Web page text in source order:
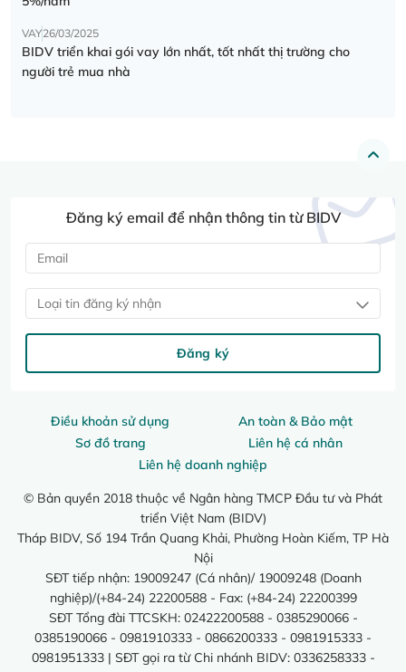
VAY26/03/2025
BIDV triển khai gói vay lớn nhất, tốt nhất thị trường cho
người trẻ mua nhà
Điều khoản sử dụng
An toàn & Bảo mật
Sơ đồ trang
Liên hệ cá nhân
Liên hệ doanh nghiệp
© Bản quyền 2018 thuộc về Ngân hàng TMCP Đầu tư và Phát
triển Việt Nam (BIDV)
Tháp BIDV, Số 194 Trần Quang Khải, Phường Hoàn Kiếm, TP Hà
Nội
SĐT tiếp nhận: 19009247 (Cá nhân)/ 19009248 (Doanh
nghiệp)/(+84-24) 22200588 - Fax: (+84-24) 22200399
SĐT Tổng đài TTCSKH: 02422200588 - 0385290066 -
0385190066 - 0981910333 - 0866200333 - 0981915333 -
0981951333 | SĐT gọi ra từ Chi nhánh BIDV: 0336258333 -
Đăng ký email để nhận thông tin từ BIDV
Loại tin đăng ký nhận
Đăng ký